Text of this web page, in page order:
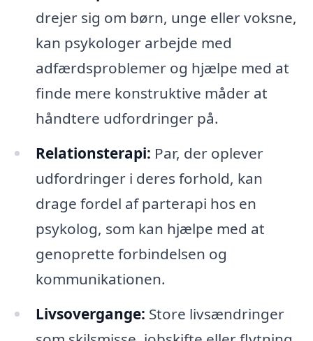
drejer sig om børn, unge eller voksne,
kan psykologer arbejde med
adfærdsproblemer og hjælpe med at
finde mere konstruktive måder at
håndtere udfordringer på.
Relationsterapi: Par, der oplever
udfordringer i deres forhold, kan
drage fordel af parterapi hos en
psykolog, som kan hjælpe med at
genoprette forbindelsen og
kommunikationen.
Livsovergange: Store livsændringer